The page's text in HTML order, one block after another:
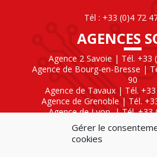
Gérer le
cookies
Tél : +33 (0)4 72
AGENCES
Agence 2 Savoie | Tél. +33
Agence de Bourg-en-Bresse |
90
Agence de Tavaux | Tél.
Agence de Grenoble | Tél.
Agence de Lyon | Tél. +33
SOTEB